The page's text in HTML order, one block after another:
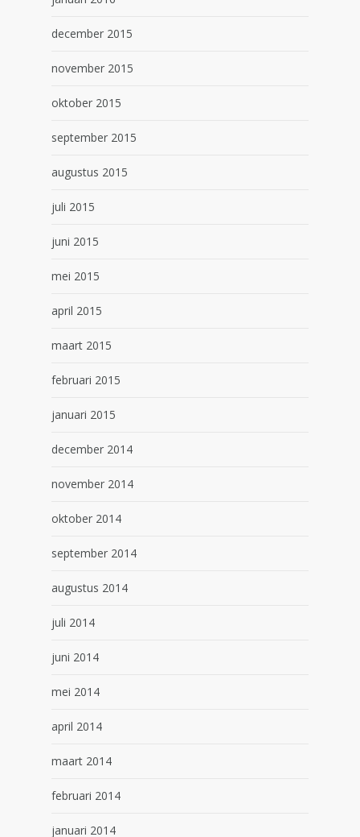
december 2015
november 2015
oktober 2015
september 2015
augustus 2015
juli 2015
juni 2015
mei 2015
april 2015
maart 2015
februari 2015
januari 2015
december 2014
november 2014
oktober 2014
september 2014
augustus 2014
juli 2014
juni 2014
mei 2014
april 2014
maart 2014
februari 2014
januari 2014